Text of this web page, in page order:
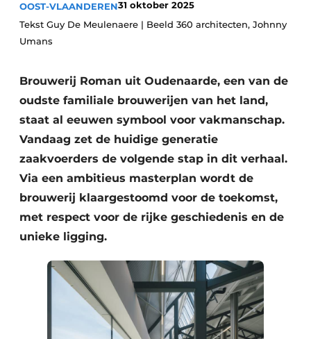
Vacatures
Aanmelden
Bedrijven
Contact
Akoestiek
Brandveiligheid
BIM
Evenementen
Dak & Gevel
Houtbouw
Interieurarchitectuur
OOST-VLAANDEREN31 oktober 2025
Tekst Guy De Meulenaere | Beeld 360 architecten, Johnny
Umans
Brouwerij Roman uit Oudenaarde, een van de
oudste familiale brouwerijen van het land,
staat al eeuwen symbool voor vakmanschap.
Vandaag zet de huidige generatie
zaakvoerders de volgende stap in dit verhaal.
Via een ambitieus masterplan wordt de
brouwerij klaargestoomd voor de toekomst,
met respect voor de rijke geschiedenis en de
unieke ligging.